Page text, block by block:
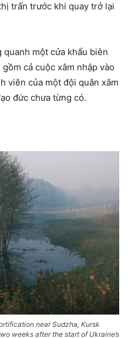
trấn trước khi quay trở lại
quanh một cửa khẩu biên
cả cuộc xâm nhập vào
viên của một đội quân xâm
đức chưa từng có.
near Sudzha, Kursk
weeks after the start of Ukraine’s